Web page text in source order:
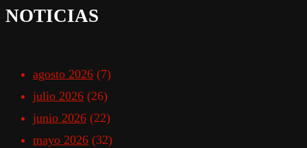
NOTICIAS
agosto 2026 (7)
julio 2026 (26)
junio 2026 (22)
mayo 2026 (32)